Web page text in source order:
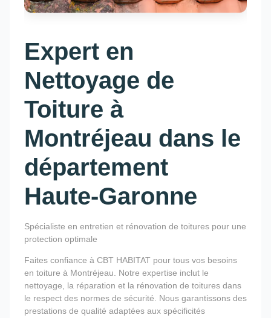
Expert en
Nettoyage de
Toiture à
Montréjeau dans le
département
Haute-Garonne
Spécialiste en entretien et rénovation de toitures pour une
protection optimale
Faites confiance à CBT HABITAT pour tous vos besoins
en toiture à Montréjeau. Notre expertise inclut le
nettoyage, la réparation et la rénovation de toitures dans
le respect des normes de sécurité. Nous garantissons des
prestations de qualité adaptées aux spécificités